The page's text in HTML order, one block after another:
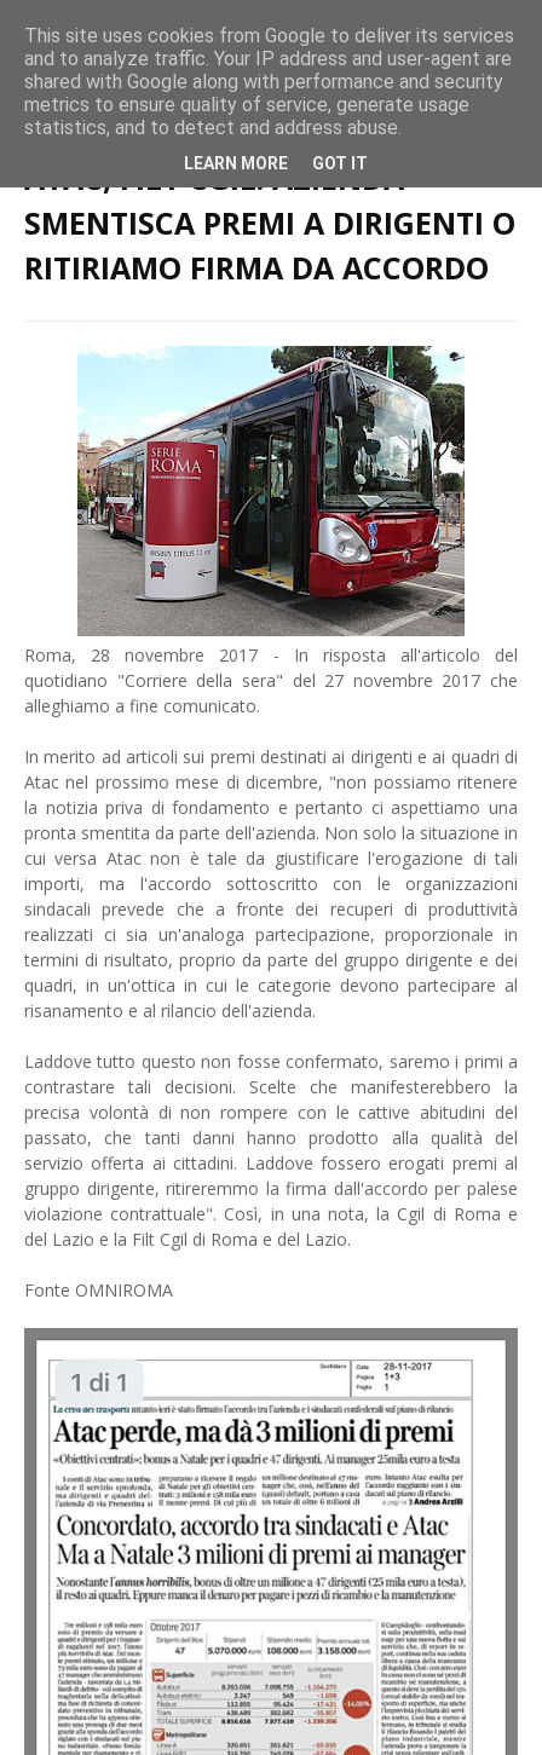
Home page TPL ATAC, FILT CGIL: AZIENDA SMENTISCA PREMI A
DIRIGENTI O RITIRIAMO FIRMA DA ACCORDO
ATAC, FILT CGIL: AZIENDA
SMENTISCA PREMI A DIRIGENTI O
RITIRIAMO FIRMA DA ACCORDO
Roma, 28 novembre 2017 - In risposta all'articolo del
quotidiano "Corriere della sera" del 27 novembre 2017 che
alleghiamo a fine comunicato.
In merito ad articoli sui premi destinati ai dirigenti e ai quadri di
Atac nel prossimo mese di dicembre, "non possiamo ritenere
la notizia priva di fondamento e pertanto ci aspettiamo una
pronta smentita da parte dell'azienda. Non solo la situazione in
cui versa Atac non è tale da giustificare l'erogazione di tali
importi, ma l'accordo sottoscritto con le organizzazioni
sindacali prevede che a fronte dei recuperi di produttività
realizzati ci sia un'analoga partecipazione, proporzionale in
termini di risultato, proprio da parte del gruppo dirigente e dei
quadri, in un'ottica in cui le categorie devono partecipare al
risanamento e al rilancio dell'azienda.
Laddove tutto questo non fosse confermato, saremo i primi a
contrastare tali decisioni. Scelte che manifesterebbero la
precisa volontà di non rompere con le cattive abitudini del
passato, che tanti danni hanno prodotto alla qualità del
servizio offerta ai cittadini. Laddove fossero erogati premi al
gruppo dirigente, ritireremmo la firma dall'accordo per palese
violazione contrattuale". Così, in una nota, la Cgil di Roma e
del Lazio e la Filt Cgil di Roma e del Lazio.
Fonte OMNIROMA
This site uses cookies from Google to deliver its services
and to analyze traffic. Your IP address and user-agent are
shared with Google along with performance and security
metrics to ensure quality of service, generate usage
statistics, and to detect and address abuse.
LEARN MORE GOT IT